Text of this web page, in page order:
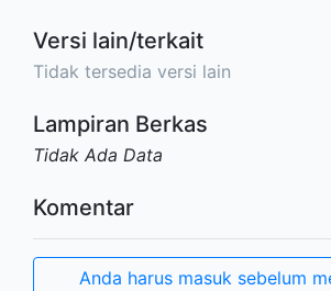
Versi lain/terkait
Tidak tersedia versi lain
Lampiran Berkas
Tidak Ada Data
Komentar
Anda harus masuk sebelum